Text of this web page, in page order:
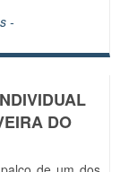
-
DO